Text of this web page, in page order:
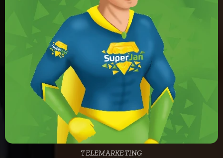
TELEMARKETING